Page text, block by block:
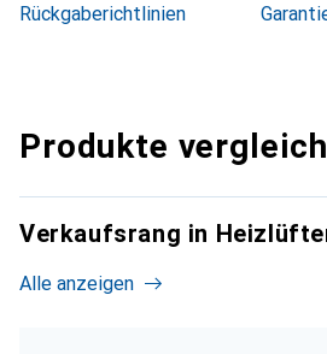
Rückgaberichtlinien
Produkte
Verkaufsrang in
Alle anzeigen